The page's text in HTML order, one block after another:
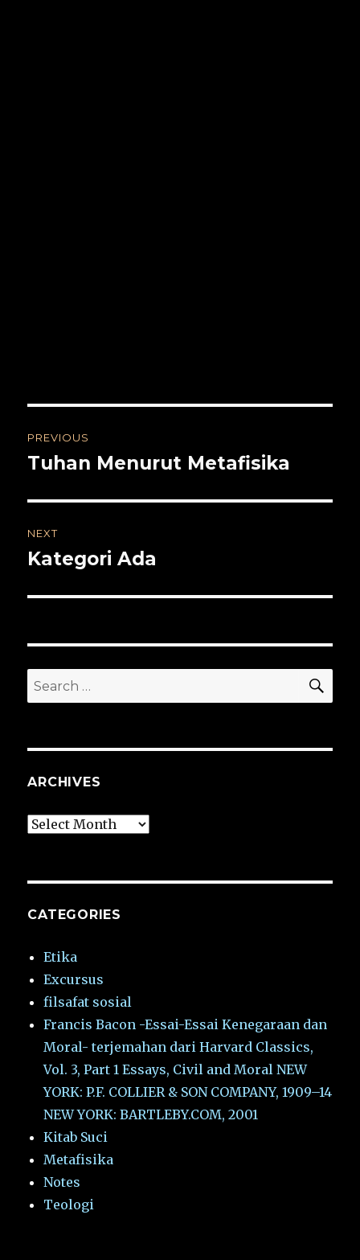
navigation
PREVIOUS
Previous
Tuhan Menurut Metafisika
NEXT
Next
Kategori Ada
Search
for:
ARCHIVES
Archives
CATEGORIES
Etika
Excursus
filsafat sosial
Francis Bacon -Essai-Essai Kenegaraan dan
Moral- terjemahan dari Harvard Classics,
Vol. 3, Part 1 Essays, Civil and Moral NEW
YORK: P.F. COLLIER & SON COMPANY, 1909–14
NEW YORK: BARTLEBY.COM, 2001
Kitab Suci
Metafisika
Notes
Teologi